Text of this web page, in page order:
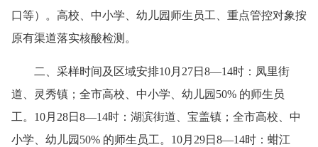
口等）。高校、中小学、幼儿园师生员工、重点管控对象按
原有渠道落实核酸检测。
二、采样时间及区域安排10月27日8—14时：凤里街
道、灵秀镇；全市高校、中小学、幼儿园50% 的师生员
工。10月28日8—14时：湖滨街道、宝盖镇；全市高校、中
小学、幼儿园50% 的师生员工。10月29日8—14时：蚶江